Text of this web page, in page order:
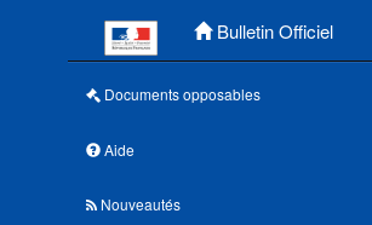
Bulletin Officiel
Documents opposables
Aide
Nouveautés